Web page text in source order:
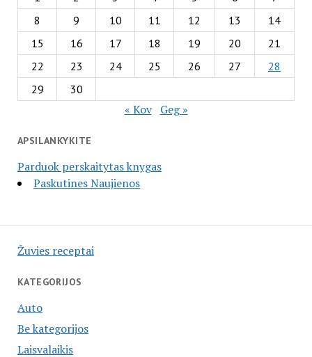
8
9 10 11 12 13
14
15
16 17 18 19 20
21
22
23 24 25 26 27
28
29
30
« Kov Geg »
APSILANKYKITE
Parduok perskaitytas knygas
Paskutines Naujienos
Žuvies receptai
KATEGORIJOS
Auto
Be kategorijos
Laisvalaikis